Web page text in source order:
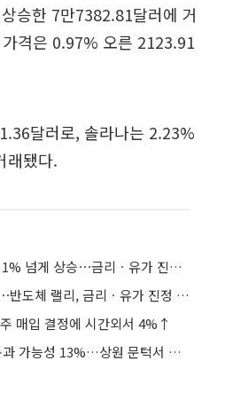
승한 7만7382.81달러에 거
격은 0.97% 오른 2123.91
달러로, 솔라나는 2.23%
래됐다.
뉴욕증시, 반도체 랠리에 1% 넘게 상승⋯금리ㆍ유가 진정에 안도
뉴욕증시, 1% 넘게 상승⋯반도체 랠리, 금리ㆍ유가 진정 영향
매입 결정에 시간외서 4%↑
美 클래리티 법안 연내 통과 가능성 13%…상원 문턱서 제동